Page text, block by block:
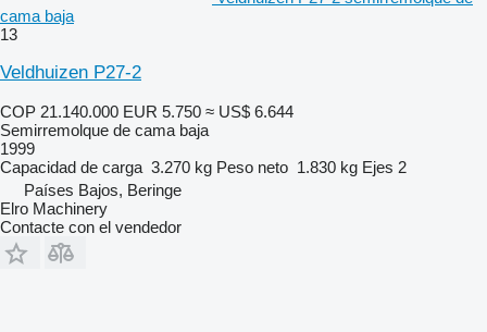
cama baja
13
Veldhuizen P27-2
COP 21.140.000 EUR 5.750 ≈ US$ 6.644
Semirremolque de cama baja
1999
Capacidad de carga 3.270 kg Peso neto 1.830 kg Ejes 2
Países Bajos, Beringe
Elro Machinery
Contacte con el vendedor